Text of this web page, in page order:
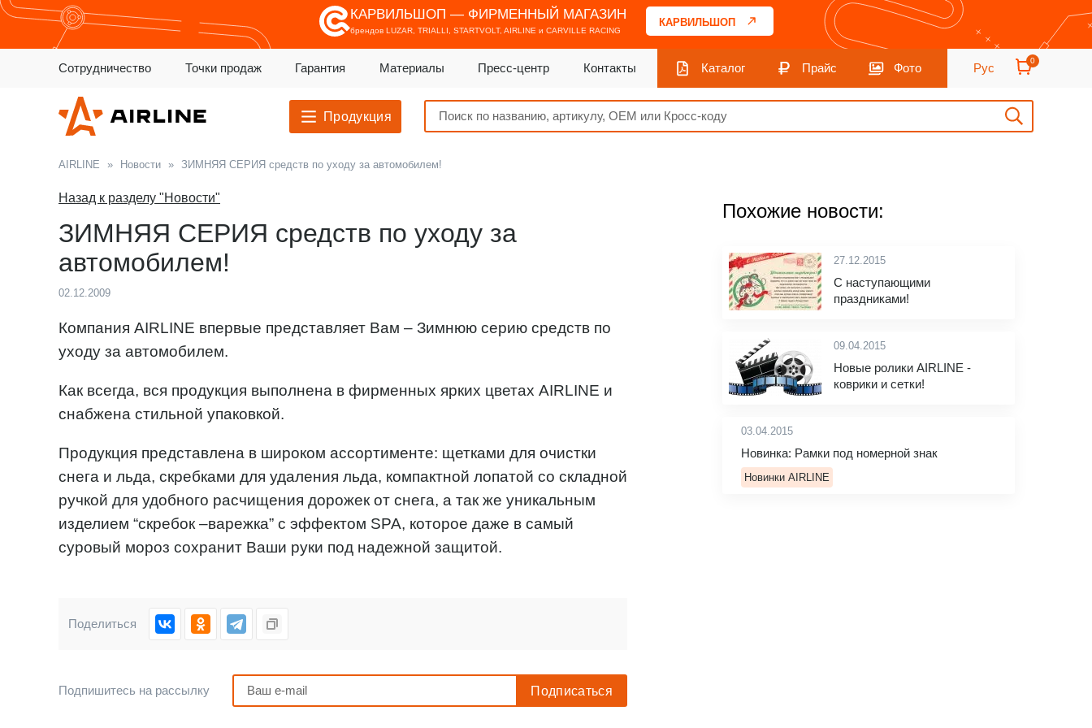
КАРВИЛЬШОП — ФИРМЕННЫЙ МАГАЗИН
брендов LUZAR, TRIALLI, STARTVOLT, AIRLINE и CARVILLE RACING
КАРВИЛЬШОП
Сотрудничество Точки продаж Гарантия Материалы Пресс-центр Контакты Каталог Прайс Фото Рус
0
Продукция
AIRLINE » Новости » ЗИМНЯЯ СЕРИЯ средств по уходу за автомобилем!
Назад к разделу "Новости"
ЗИМНЯЯ СЕРИЯ средств по уходу за
автомобилем!
02.12.2009
Компания AIRLINE впервые представляет Вам – Зимнюю серию средств по
уходу за автомобилем.
Как всегда, вся продукция выполнена в фирменных ярких цветах AIRLINE и
снабжена стильной упаковкой.
Продукция представлена в широком ассортименте: щетками для очистки
снега и льда, скребками для удаления льда, компактной лопатой со складной
ручкой для удобного расчищения дорожек от снега, а так же уникальным
изделием “скребок –варежка” c эффектом SPA, которое даже в самый
суровый мороз сохранит Ваши руки под надежной защитой.
Поделиться
Подпишитесь на рассылку
Похожие новости:
27.12.2015
С наступающими
праздниками!
09.04.2015
Новые ролики AIRLINE -
коврики и сетки!
03.04.2015
Новинка: Рамки под номерной знак
Новинки AIRLINE